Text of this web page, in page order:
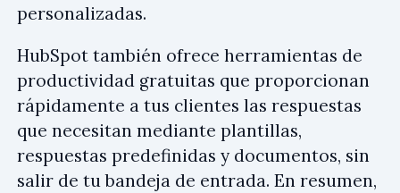
personalizadas.
HubSpot también ofrece herramientas de
productividad gratuitas que proporcionan
rápidamente a tus clientes las respuestas
que necesitan mediante plantillas,
respuestas predefinidas y documentos, sin
salir de tu bandeja de entrada. En resumen,